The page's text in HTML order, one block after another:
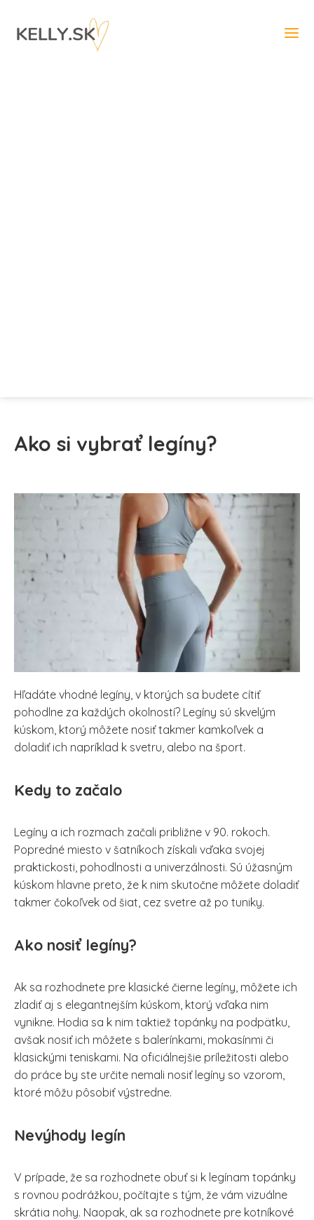
Ako si vybrať legíny?
Hľadáte vhodné legíny, v ktorých sa budete cítiť
pohodlne za každých okolností? Legíny sú skvelým
kúskom, ktorý môžete nosiť takmer kamkoľvek a
doladiť ich napríklad k svetru, alebo na šport.
Kedy to začalo
Legíny a ich rozmach začali približne v 90. rokoch.
Popredné miesto v šatníkoch získali vďaka svojej
praktickosti, pohodlnosti a univerzálnosti. Sú úžasným
kúskom hlavne preto, že k nim skutočne môžete doladiť
takmer čokoľvek od šiat, cez svetre až po tuniky.
Ako nosiť legíny?
Ak sa rozhodnete pre klasické čierne legíny, môžete ich
zladiť aj s elegantnejším kúskom, ktorý vďaka nim
vynikne. Hodia sa k nim taktiež topánky na podpätku,
avšak nosiť ich môžete s balerínkami, mokasínmi či
klasickými teniskami. Na oficiálnejšie príležitosti alebo
do práce by ste určite nemali nosiť legíny so vzorom,
ktoré môžu pôsobiť výstredne.
Nevýhody legín
V prípade, že sa rozhodnete obuť si k legínam topánky
s rovnou podrážkou, počítajte s tým, že vám vizuálne
skrátia nohy. Naopak, ak sa rozhodnete pre kotníkové